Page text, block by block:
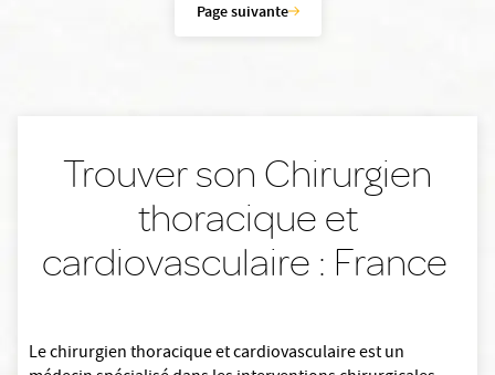
Page suivante
Trouver son Chirurgien
thoracique et
cardiovasculaire : France
Le chirurgien thoracique et cardiovasculaire est un